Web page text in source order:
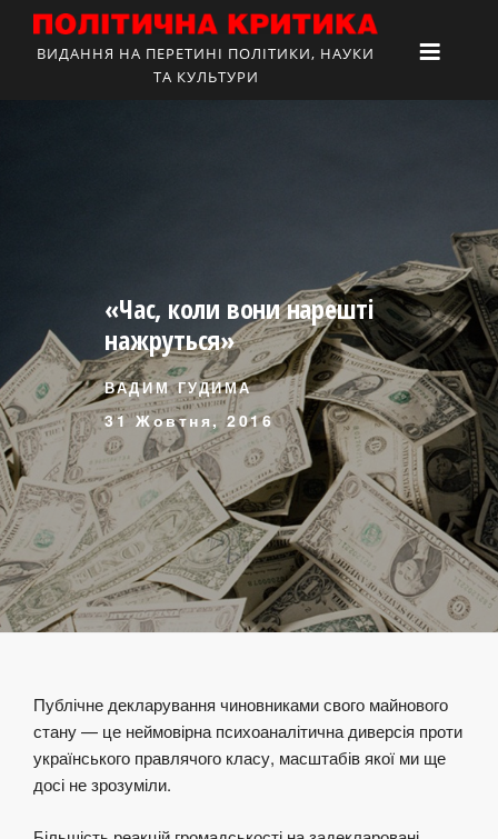
ВИДАННЯ НА ПЕРЕТИНІ ПОЛІТИКИ, НАУКИ
ТА КУЛЬТУРИ
«Час, коли вони нарешті
нажруться»
ВАДИМ ГУДИМА
31 Жовтня, 2016
Публічне декларування чиновниками свого майнового
стану — це неймовірна психоаналітична диверсія проти
українського правлячого класу, масштабів якої ми ще
досі не зрозуміли.